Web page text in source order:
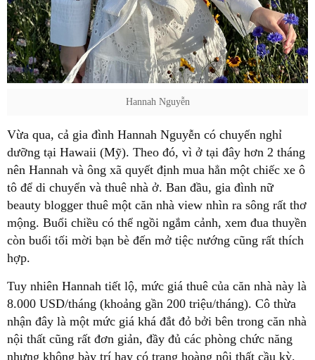
Hannah Nguyễn
Vừa qua, cả gia đình Hannah Nguyễn có chuyến nghỉ
dưỡng tại Hawaii (Mỹ). Theo đó, vì ở tại đây hơn 2 tháng
nên Hannah và ông xã quyết định mua hẳn một chiếc xe ô
tô để di chuyển và thuê nhà ở. Ban đầu, gia đình nữ
beauty blogger thuê một căn nhà view nhìn ra sông rất thơ
mộng. Buổi chiều có thể ngồi ngắm cảnh, xem đua thuyền
còn buổi tối mời bạn bè đến mở tiệc nướng cũng rất thích
hợp.
Tuy nhiên Hannah tiết lộ, mức giá thuê của căn nhà này là
8.000 USD/tháng (khoảng gần 200 triệu/tháng). Cô thừa
nhận đây là một mức giá khá đắt đỏ bởi bên trong căn nhà
nội thất cũng rất đơn giản, đầy đủ các phòng chức năng
nhưng không bày trí hay có trang hoàng nội thất cầu kỳ.